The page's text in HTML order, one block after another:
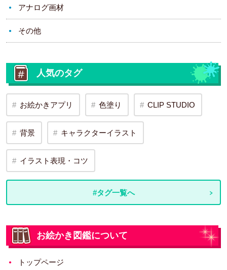
アナログ画材
その他
人気のタグ
お絵かきアプリ 色塗り CLIP STUDIO
背景 キャラクターイラスト
イラスト表現・コツ
#タグ一覧へ
お絵かき図鑑について
トップページ